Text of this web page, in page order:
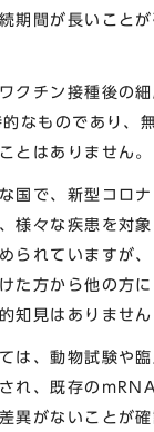
期間が長いこと
クチン接種後の細
なものであり、
とはありません。
国で、新型コロナ
様々な疾患を対
られていますが
た方から他の方
知見はありません
は、動物試験や
れ、既存の
異がないことが確